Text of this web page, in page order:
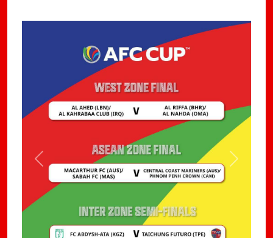
Previous Next